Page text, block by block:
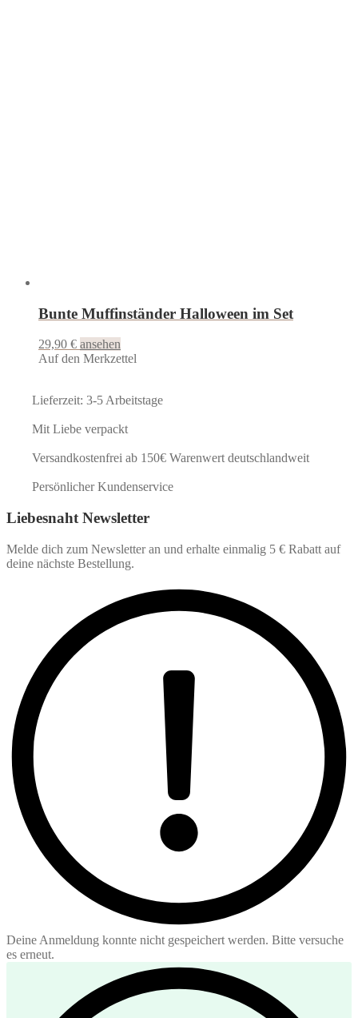
Bunte Muffinständer Halloween im Set
29,90 € ansehen
Auf den Merkzettel
Lieferzeit: 3-5 Arbeitstage
Mit Liebe verpackt
Versandkostenfrei ab 150€ Warenwert deutschlandweit
Persönlicher Kundenservice
Liebesnaht Newsletter
Melde dich zum Newsletter an und erhalte einmalig 5 € Rabatt auf
deine nächste Bestellung.
Deine Anmeldung konnte nicht gespeichert werden. Bitte versuche
es erneut.